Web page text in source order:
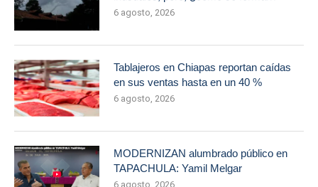
6 agosto, 2026
Tablajeros en Chiapas reportan caídas
en sus ventas hasta en un 40 %
6 agosto, 2026
MODERNIZAN alumbrado público en
TAPACHULA: Yamil Melgar
6 agosto, 2026